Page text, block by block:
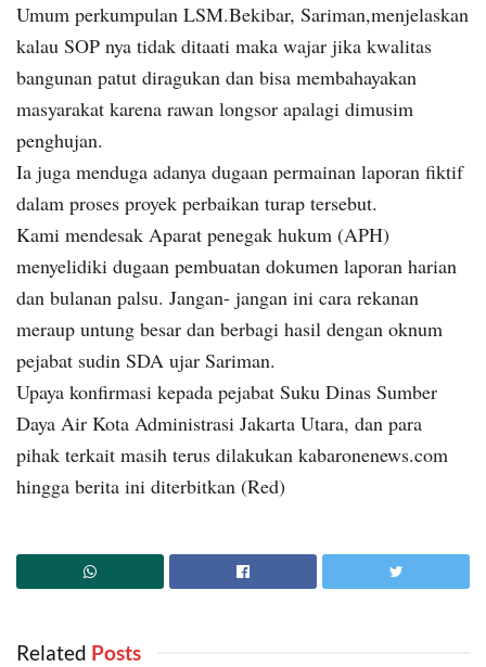
Umum perkumpulan LSM.Bekibar, Sariman,menjelaskan
kalau SOP nya tidak ditaati maka wajar jika kwalitas
bangunan patut diragukan dan bisa membahayakan
masyarakat karena rawan longsor apalagi dimusim
penghujan.
Ia juga menduga adanya dugaan permainan laporan fiktif
dalam proses proyek perbaikan turap tersebut.
Kami mendesak Aparat penegak hukum (APH)
menyelidiki dugaan pembuatan dokumen laporan harian
dan bulanan palsu. Jangan- jangan ini cara rekanan
meraup untung besar dan berbagi hasil dengan oknum
pejabat sudin SDA ujar Sariman.
Upaya konfirmasi kepada pejabat Suku Dinas Sumber
Daya Air Kota Administrasi Jakarta Utara, dan para
pihak terkait masih terus dilakukan kabaronenews.com
hingga berita ini diterbitkan (Red)
Related ‎ Posts